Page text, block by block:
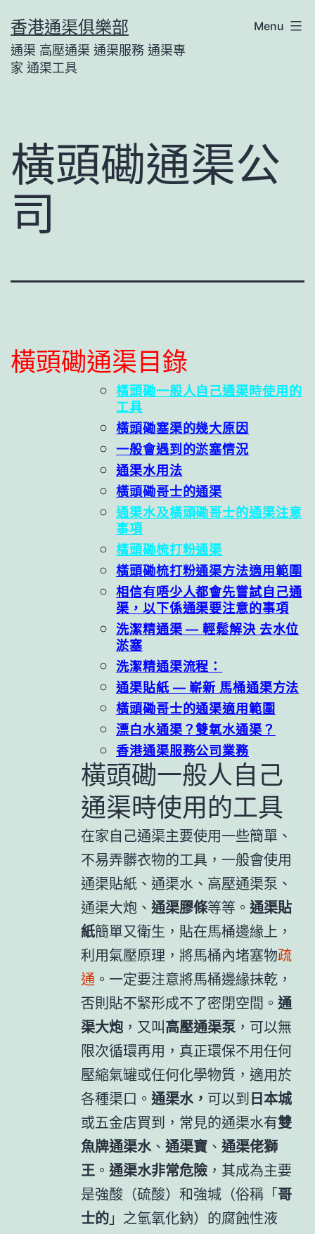
to
content
香港通渠俱樂部
通渠 高壓通渠 通渠服務 通渠專
家 通渠工具
Menu
橫頭磡通渠公
司
橫頭磡通渠目錄
橫頭磡一般人自己通渠時使用的
工具
橫頭磡塞渠的幾大原因
一般會遇到的淤塞情況
通渠水用法
橫頭磡哥士的通渠
通渠水及橫頭磡哥士的通渠注意
事項
橫頭磡梳打粉通渠
橫頭磡梳打粉通渠方法適用範圍
相信有唔少人都會先嘗試自己通
渠，以下係通渠要注意的事項
洗潔精通渠 — 輕鬆解決 去水位
淤塞
洗潔精通渠流程：
通渠貼紙 — 嶄新 馬桶通渠方法
橫頭磡哥士的通渠適用範圍
漂白水通渠？雙氧水通渠？
香港通渠服務公司業務
橫頭磡一般人自己
通渠時使用的工具
在家自己通渠主要使用一些簡單、
不易弄髒衣物的工具，一般會使用
通渠貼紙、通渠水、高壓通渠泵、
通渠大炮、 通渠膠條等等。 通渠貼
紙簡單又衛生，貼在馬桶邊緣上，
利用氣壓原理，將馬桶內堵塞物疏
通 。一定要注意將馬桶邊緣抹乾，
否則貼不緊形成不了密閉空間。 通
渠大炮 ，又叫高壓通渠泵 ，可以無
限次循環再用，真正環保不用任何
壓縮氣罐或任何化學物質，適用於
各種渠口。 通渠水， 可以到日本城
或五金店買到，常見的通渠水有雙
魚牌通渠水、 通渠寶 、 通渠佬獅
王 。 通渠水非常危險 ，其成為主要
是強酸（硫酸）和強堿（俗稱「哥
士的」之氫氧化鈉）的腐蝕性液